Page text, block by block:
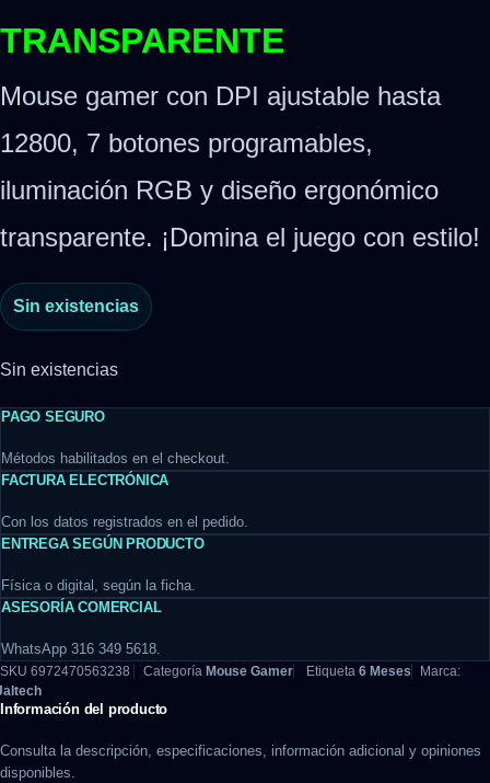
TRANSPARENTE
Mouse gamer con DPI ajustable hasta
12800, 7 botones programables,
iluminación RGB y diseño ergonómico
transparente. ¡Domina el juego con estilo!
Sin existencias
Sin existencias
PAGO SEGURO
Métodos habilitados en el checkout.
FACTURA ELECTRÓNICA
Con los datos registrados en el pedido.
ENTREGA SEGÚN PRODUCTO
Física o digital, según la ficha.
ASESORÍA COMERCIAL
WhatsApp 316 349 5618.
SKU 6972470563238 Categoría Mouse Gamer Etiqueta 6 Meses
Marca:
Información del producto
Consulta la descripción, especificaciones, información adicional y opiniones
disponibles.